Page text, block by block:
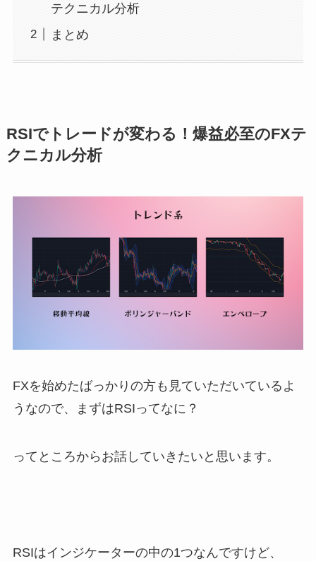
テクニカル分析
まとめ
RSIでトレードが変わる！爆益必至のFXテ
クニカル分析
FXを始めたばっかりの方も見ていただいているよ
うなので、まずはRSIってなに？
ってところからお話していきたいと思います。
RSIはインジケーターの中の1つなんですけど、